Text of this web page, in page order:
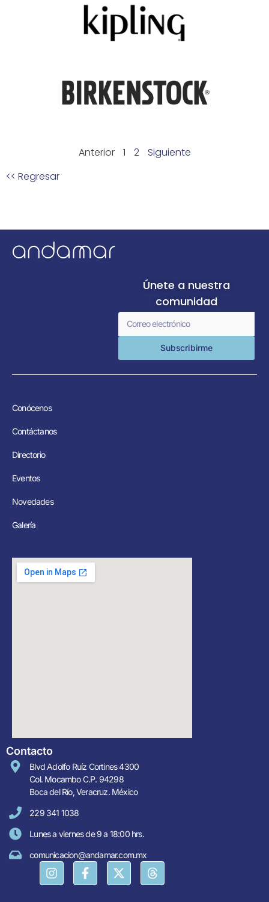
Anterior 1 2
Siguiente
<< Regresar
Únete a nuestra
comunidad
Subscribirme
Conócenos
Contáctanos
Directorio
Eventos
Novedades
Galería
Contacto
Blvd Adolfo Ruíz Cortines 4300
Col. Mocambo C.P. 94298
Boca del Río, Veracruz. México
229 341 1038
Lunes a viernes de 9 a 18:00 hrs.
comunicacion@andamar.com.mx